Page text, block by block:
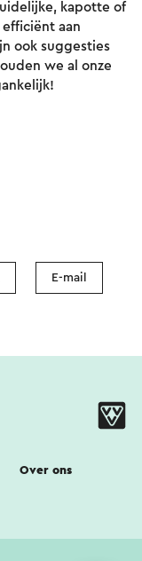
kapotte of
aan
ook suggesties
we al onze
E-mail
Over ons